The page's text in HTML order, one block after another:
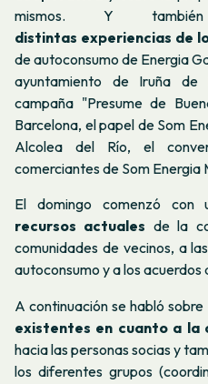
mismos. Y
distintas experiencias de
de autoconsumo de Energia
ayuntamiento de Iruña de
campaña "Presume de
Barcelona, el papel de Som
Alcolea del Río, el
comerciantes de Som Energia
El domingo comenzó con
recursos actuales de la
comunidades de vecinos, a
autoconsumo y a los acuerdos
A continuación se habló sobre
existentes en cuanto a la
hacia las personas socias y
los diferentes grupos